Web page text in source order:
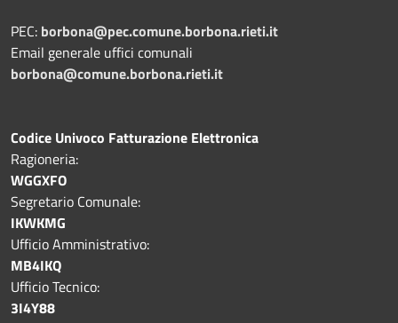
PEC: borbona@pec.comune.borbona.rieti.it
Email generale uffici comunali
borbona@comune.borbona.rieti.it
Codice Univoco Fatturazione Elettronica
Ragioneria:
WGGXFO
Segretario Comunale:
IKWKMG
Ufficio Amministrativo:
MB4IKQ
Ufficio Tecnico:
3I4Y88